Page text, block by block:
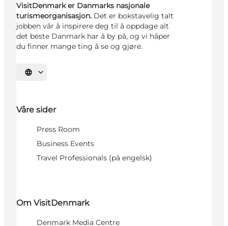
VisitDenmark er Danmarks nasjonale
turismeorganisasjon. Det er bokstavelig talt
jobben vår å inspirere deg til å oppdage alt
det beste Danmark har å by på, og vi håper
du finner mange ting å se og gjøre.
Velg språk
Våre sider
Press Room
Business Events
Travel Professionals (på engelsk)
Om VisitDenmark
Denmark Media Centre